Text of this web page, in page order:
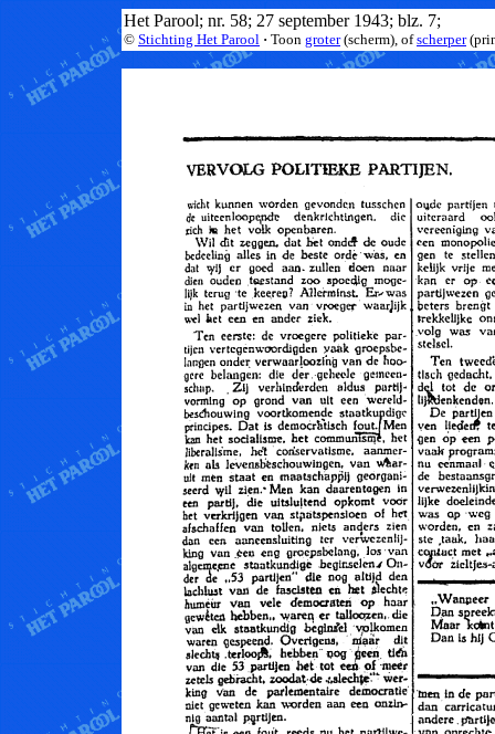
Het Parool; nr. 58; 27 september 1943; blz. 7;
© Stichting Het Parool · Toon groter(scherm), ofscherper